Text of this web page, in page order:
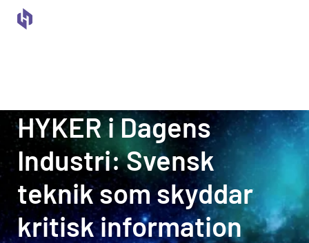
HYKER i Dagens
Industri: Svensk
teknik som skyddar
kritisk information